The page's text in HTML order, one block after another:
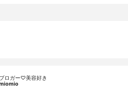
トラヒドロテトラメチルシクロテトラ
ブロガー♡美容好き